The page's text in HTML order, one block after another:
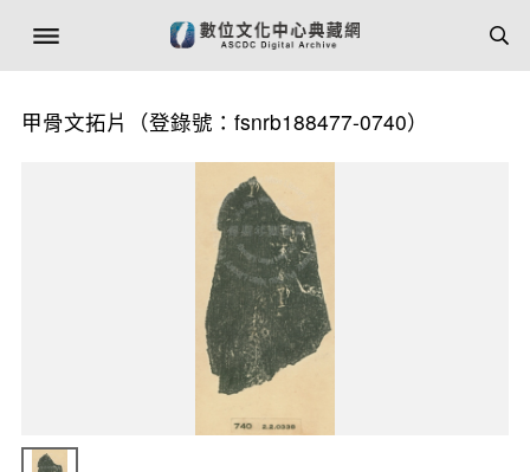
甲骨文拓片（登錄號：fsnrb188477-0740）